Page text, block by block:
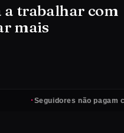
a trabalhar com
mais
Seguidores não pagam